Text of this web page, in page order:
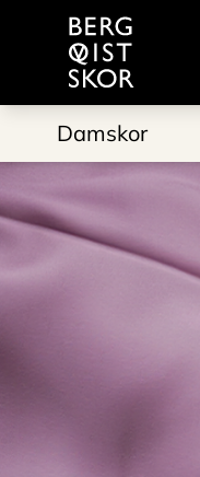
Till startsidan
Damskor